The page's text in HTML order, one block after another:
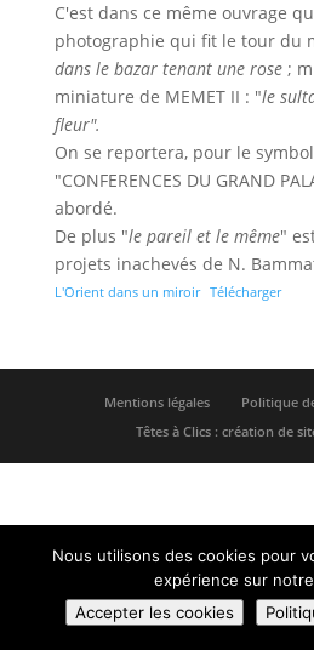
C'est dans ce même ouvrage
photographie qui fit le tour du
dans le bazar tenant une rose ;
miniature de MEMET II : "le
fleur".
On se reportera, pour le
"CONFERENCES DU GRAND
abordé.
De plus "le pareil et le même"
projets inachevés de N.
L'Orient dans un miroir Télécharger
Mentions légales
Politique
Têtes à Clics : création de
Nous utilisons des cookies pour
expérience sur
Accepter les cookies